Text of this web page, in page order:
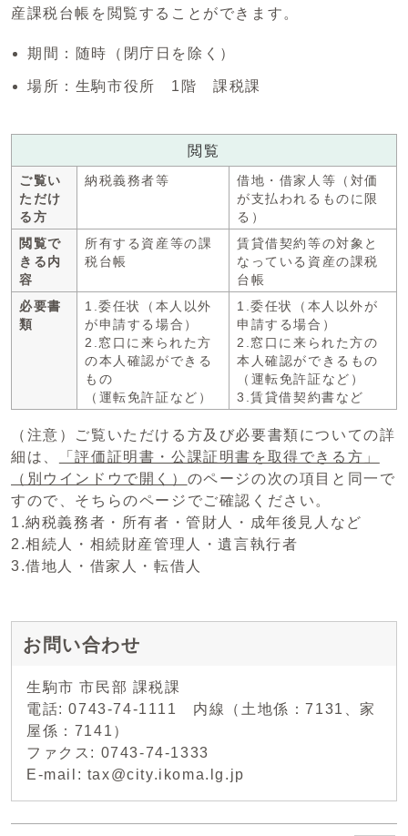
産課税台帳を閲覧することができます。
期間：随時（閉庁日を除く）
場所：生駒市役所 1階 課税課
閲覧
ご覧い
ただけ
る方
納税義務者等
借地・借家人等（対価
が支払われるものに限
る）
閲覧で
きる内
容
所有する資産等の課
税台帳
賃貸借契約等の対象と
なっている資産の課税
台帳
必要書
類
1.委任状（本人以外
が申請する場合）
2.窓口に来られた方
の本人確認ができる
もの
（運転免許証など）
1.委任状（本人以外が
申請する場合）
2.窓口に来られた方の
本人確認ができるもの
（運転免許証など）
3.賃貸借契約書など
（注意）ご覧いただける方及び必要書類についての詳
細は、
「評価証明書・公課証明書を取得できる方」
（別ウインドウで開く） のページの次の項目と同一で
すので、そちらのページでご確認ください。
1.納税義務者・所有者・管財人・成年後見人など
2.相続人・相続財産管理人・遺言執行者
3.借地人・借家人・転借人
お問い合わせ
生駒市 市民部 課税課
電話: 0743-74-1111 内線（土地係：7131、家
屋係：7141）
ファクス: 0743-74-1333
E-mail: tax@city.ikoma.lg.jp